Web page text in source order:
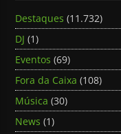
Destaques (11.732)
DJ (1)
Eventos (69)
Fora da Caixa (108)
Música (30)
News (1)